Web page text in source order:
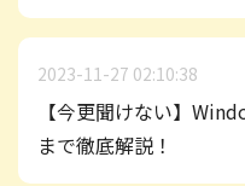
2023-11-27 02:10:38
【今更聞けない】
まで徹底解説！